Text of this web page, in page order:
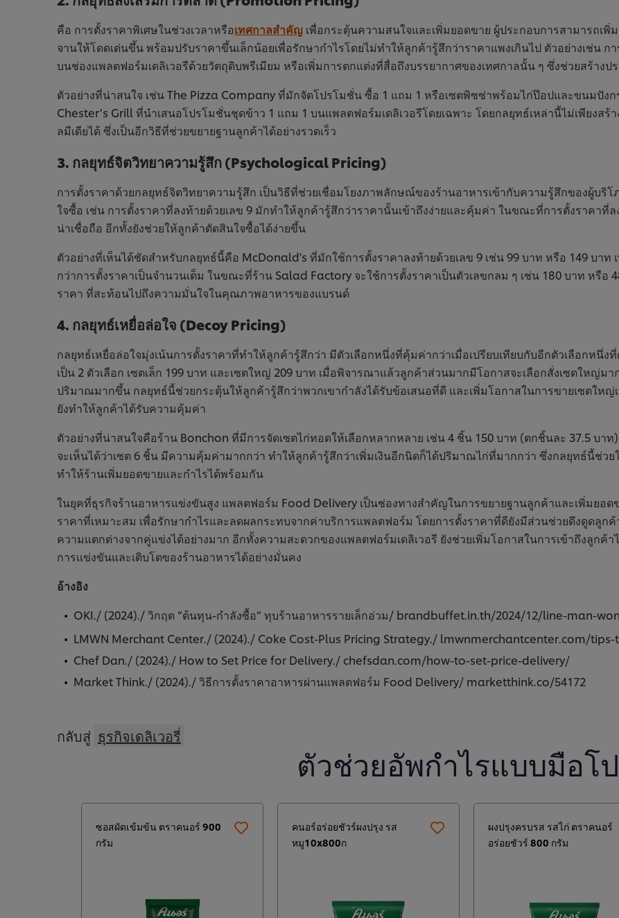
คือ การตั้งราคาพิเศษในช่วงเวลาหรือเทศกาลสำคัญ เพื่อกระตุ้นความสนใจและเพิ่มยอดขาย ผู้ประกอบการสามารถเ
จานให้โดดเด่นขึ้น พร้อมปรับราคาขึ้นเล็กน้อยเพื่อรักษากำไรโดยไม่ทำให้ลูกค้ารู้สึกว่าราคาแพงเกินไป ตัวอย่างเช่น ก
บนช่องแพลตฟอร์มเดลิเวอรีด้วยวัตถุดิบพรีเมียม หรือเพิ่มการตกแต่งที่สื่อถึงบรรยากาศของเทศกาลนั้น ๆ ซึ่งช่วยสร้าง
ตัวอย่างที่น่าสนใจ เช่น The Pizza Company ที่มักจัดโปรโมชั่น ซื้อ 1 แถม 1 หรือเซตพิซซ่าพร้อมไก่ป๊อปและขนมปังก
Chester’s Grill ที่นำเสนอโปรโมชั่นชุดข้าว 1 แถม 1 บนแพลตฟอร์มเดลิเวอรีโดยเฉพาะ โดยกลยุทธ์เหล่านี้ไม่เพียงส
ลมีเดียได้ ซึ่งเป็นอีกวิธีที่ช่วยขยายฐานลูกค้าได้อย่างรวดเร็ว
3. กลยุทธ์จิตวิทยาความรู้สึก (Psychological Pricing)
การตั้งราคาด้วยกลยุทธ์จิตวิทยาความรู้สึก เป็นวิธีที่ช่วยเชื่อมโยงภาพลักษณ์ของร้านอาหารเข้ากับความรู้สึกของผู้บริ
ใจซื้อ เช่น การตั้งราคาที่ลงท้ายด้วยเลข 9 มักทำให้ลูกค้ารู้สึกว่าราคานั้นเข้าถึงง่ายและคุ้มค่า ในขณะที่การตั้งราคา
น่าเชื่อถือ อีกทั้งยังช่วยให้ลูกค้าตัดสินใจซื้อได้ง่ายขึ้น
ตัวอย่างที่เห็นได้ชัดสำหรับกลยุทธ์นี้คือ McDonald's ที่มักใช้การตั้งราคาลงท้ายด้วยเลข 9 เช่น 99 บาท หรือ 149 บาท
กว่าการตั้งราคาเป็นจำนวนเต็ม ในขณะที่ร้าน Salad Factory จะใช้การตั้งราคาเป็นตัวเลขกลม ๆ เช่น 180 บาท หรือ
ราคา ที่สะท้อนไปถึงความมั่นใจในคุณภาพอาหารของแบรนด์
4. กลยุทธ์เหยื่อล่อใจ (Decoy Pricing)
กลยุทธ์เหยื่อล่อใจมุ่งเน้นการตั้งราคาที่ทำให้ลูกค้ารู้สึกว่า มีตัวเลือกหนึ่งที่คุ้มค่ากว่าเมื่อเปรียบเทียบกับอีกตัวเลือกหนึ่ง
เป็น 2 ตัวเลือก เซตเล็ก 199 บาท และเซตใหญ่ 209 บาท เมื่อพิจารณาแล้วลูกค้าส่วนมากมีโอกาสจะเลือกสั่งเซตใหญ่มา
ปริมาณมากขึ้น กลยุทธ์นี้ช่วยกระตุ้นให้ลูกค้ารู้สึกว่าพวกเขากำลังได้รับข้อเสนอที่ดี และเพิ่มโอกาสในการขายเซตใหญ่
ยังทำให้ลูกค้าได้รับความคุ้มค่า
ตัวอย่างที่น่าสนใจคือร้าน Bonchon ที่มีการจัดเซตไก่ทอดให้เลือกหลากหลาย เช่น 4 ชิ้น 150 บาท (ตกชิ้นละ 37.5 บา
จะเห็นได้ว่าเซต 6 ชิ้น มีความคุ้มค่ามากกว่า ทำให้ลูกค้ารู้สึกว่าเพิ่มเงินอีกนิดก็ได้ปริมาณไก่ที่มากกว่า ซึ่งกลยุทธ์นี้ช่ว
ทำให้ร้านเพิ่มยอดขายและกำไรได้พร้อมกัน
ในยุคที่ธุรกิจร้านอาหารแข่งขันสูง แพลตฟอร์ม Food Delivery เป็นช่องทางสำคัญในการขยายฐานลูกค้าและเพิ่มยอด
ราคาที่เหมาะสม เพื่อรักษากำไรและลดผลกระทบจากค่าบริการแพลตฟอร์ม โดยการตั้งราคาที่ดียังมีส่วนช่วยดึงดูดลูก
ความแตกต่างจากคู่แข่งได้อย่างมาก อีกทั้งความสะดวกของแพลตฟอร์มเดลิเวอรี ยังช่วยเพิ่มโอกาสในการเข้าถึงลูก
การแข่งขันและเติบโตของร้านอาหารได้อย่างมั่นคง
อ้างอิง
OKI./ (2024)./ วิกฤต “ต้นทุน-กำลังซื้อ“ ทุบร้านอาหารรายเล็กอ่วม/ brandbuffet.in.th/2024/12/line-man-
LMWN Merchant Center./ (2024)./ Coke Cost-Plus Pricing Strategy./ lmwnmerchantcenter.com/
Chef Dan./ (2024)./ How to Set Price for Delivery./ chefsdan.com/how-to-set-price-delivery/
Market Think./ (2024)./ วิธีการตั้งราคาอาหารผ่านแพลตฟอร์ม Food Delivery/ marketthink.co/54172
กลับสู่ ธุรกิจเดลิเวอรี่
ตัวช่วยอัพกำไรแบบมือโ
ซอสผัดเข้มข้น ตราคนอร์ 900
กรัม
คนอร์อร่อยชัวร์ผงปรุง รส
หมู10x800ก
ผงปรุงครบรส รสไก่ ตราคนอร์
อร่อยชัวร์ 800 กรัม